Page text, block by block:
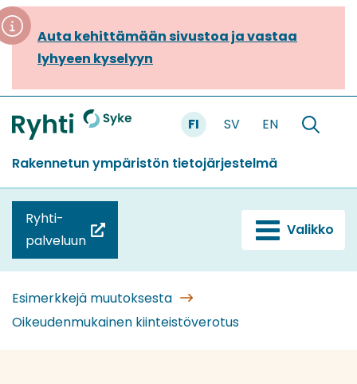
Siirry
sisältöönAuta kehittämään sivustoa ja vastaa
lyhyeen kyselyyn
Etusivu
FI SV EN
Hae
Rakennetun ympäristön tietojärjestelmä
Ryhti-
palveluun
(siirryt
toiseen
Valikko
Esimerkkejä muutoksesta
Oikeudenmukainen kiinteistöverotus